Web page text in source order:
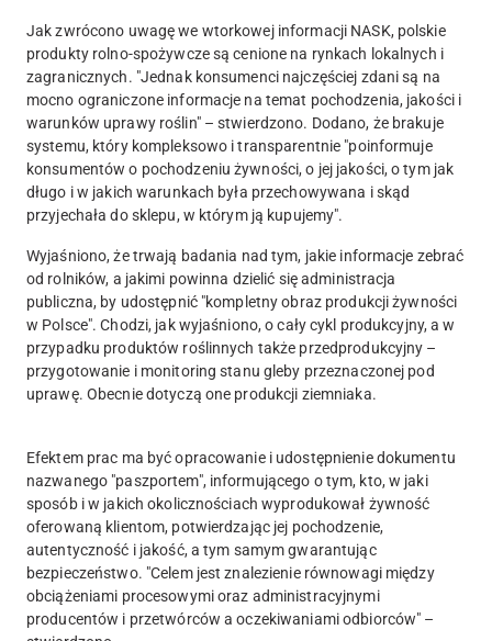
Jak zwrócono uwagę we wtorkowej informacji NASK, polskie
produkty rolno-spożywcze są cenione na rynkach lokalnych i
zagranicznych. "Jednak konsumenci najczęściej zdani są na
mocno ograniczone informacje na temat pochodzenia, jakości i
warunków uprawy roślin" – stwierdzono. Dodano, że brakuje
systemu, który kompleksowo i transparentnie "poinformuje
konsumentów o pochodzeniu żywności, o jej jakości, o tym jak
długo i w jakich warunkach była przechowywana i skąd
przyjechała do sklepu, w którym ją kupujemy".
Wyjaśniono, że trwają badania nad tym, jakie informacje zebrać
od rolników, a jakimi powinna dzielić się administracja
publiczna, by udostępnić "kompletny obraz produkcji żywności
w Polsce". Chodzi, jak wyjaśniono, o cały cykl produkcyjny, a w
przypadku produktów roślinnych także przedprodukcyjny –
przygotowanie i monitoring stanu gleby przeznaczonej pod
uprawę. Obecnie dotyczą one produkcji ziemniaka.
Efektem prac ma być opracowanie i udostępnienie dokumentu
nazwanego "paszportem", informującego o tym, kto, w jaki
sposób i w jakich okolicznościach wyprodukował żywność
oferowaną klientom, potwierdzając jej pochodzenie,
autentyczność i jakość, a tym samym gwarantując
bezpieczeństwo. "Celem jest znalezienie równowagi między
obciążeniami procesowymi oraz administracyjnymi
producentów i przetwórców a oczekiwaniami odbiorców" –